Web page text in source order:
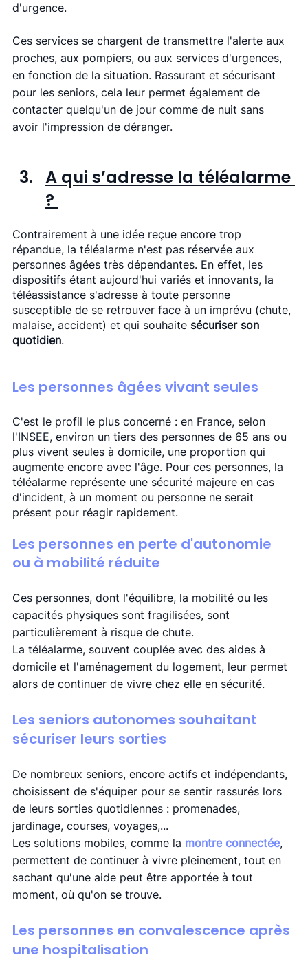
d'urgence.
Ces services se chargent de transmettre l'alerte aux
proches, aux pompiers, ou aux services d'urgences,
en fonction de la situation. Rassurant et sécurisant
pour les seniors, cela leur permet également de
contacter quelqu'un de jour comme de nuit sans
avoir l'impression de déranger.
A qui s’adresse la téléalarme
?
Contrairement à une idée reçue encore trop
répandue, la téléalarme n'est pas réservée aux
personnes âgées très dépendantes. En effet, les
dispositifs étant aujourd'hui variés et innovants, la
téléassistance s'adresse à toute personne
susceptible de se retrouver face à un imprévu (chute,
malaise, accident) et qui souhaite sécuriser son
quotidien.
Les personnes âgées vivant seules
C'est le profil le plus concerné : en France, selon
l'INSEE, environ un tiers des personnes de 65 ans ou
plus vivent seules à domicile, une proportion qui
augmente encore avec l'âge. Pour ces personnes, la
téléalarme représente une sécurité majeure en cas
d'incident, à un moment ou personne ne serait
présent pour réagir rapidement.
Les personnes en perte d'autonomie
ou à mobilité réduite
Ces personnes, dont l'équilibre, la mobilité ou les
capacités physiques sont fragilisées, sont
particulièrement à risque de chute.
La téléalarme, souvent couplée avec des aides à
domicile et l'aménagement du logement, leur permet
alors de continuer de vivre chez elle en sécurité.
Les seniors autonomes souhaitant
sécuriser leurs sorties
De nombreux seniors, encore actifs et indépendants,
choisissent de s'équiper pour se sentir rassurés lors
de leurs sorties quotidiennes : promenades,
jardinage, courses, voyages,...
Les solutions mobiles, comme la montre connectée,
permettent de continuer à vivre pleinement, tout en
sachant qu'une aide peut être apportée à tout
moment, où qu'on se trouve.
Les personnes en convalescence après
une hospitalisation